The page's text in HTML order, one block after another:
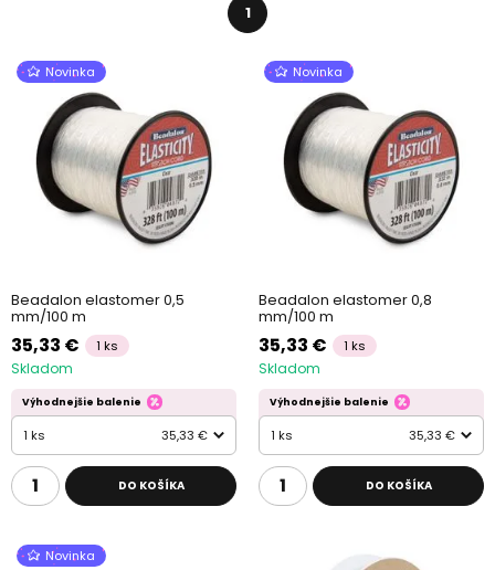
1
Novinka
Beadalon elastomer 0,5
mm/100 m
35,33 € 1 ks
Skladom
Výhodnejšie balenie
1 ks 35,33 €
DO KOŠÍKA
Novinka
Beadalon elastomer 0,8
mm/100 m
35,33 € 1 ks
Skladom
Výhodnejšie balenie
1 ks 35,33 €
DO KOŠÍKA
Novinka